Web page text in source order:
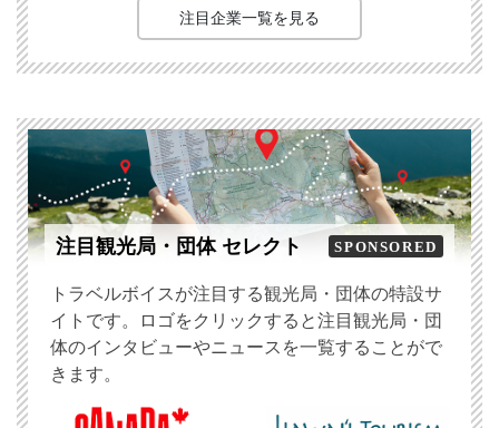
注目企業一覧を見る
注目観光局・団体 セレクト SPONSORED
トラベルボイスが注目する観光局・団体の特設サ
イトです。ロゴをクリックすると注目観光局・団
体のインタビューやニュースを一覧することがで
きます。